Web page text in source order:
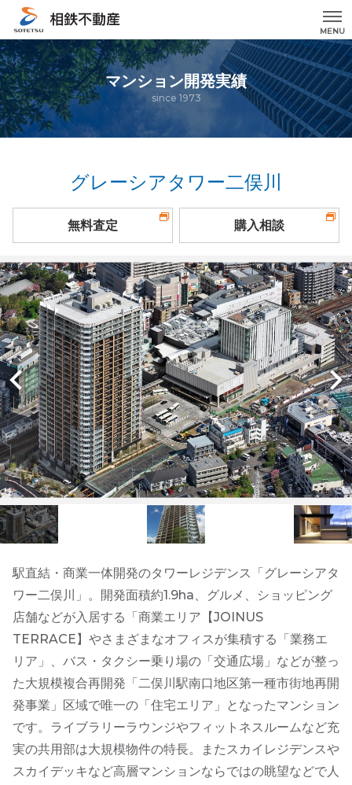
MENU
マンション開発実績
since 1973
グレーシアタワー二俣川
無料査定 購入相談
駅直結・商業一体開発のタワーレジデンス「グレーシアタ
ワー二俣川」。開発面積約1.9ha、グルメ、ショッピング
店舗などが入居する「商業エリア【JOINUS
TERRACE】やさまざまなオフィスが集積する「業務エ
リア」、バス・タクシー乗り場の「交通広場」などが整っ
た大規模複合再開発「二俣川駅南口地区第一種市街地再開
発事業」区域で唯一の「住宅エリア」となったマンション
です。ライブラリーラウンジやフィットネスルームなど充
実の共用部は大規模物件の特長。またスカイレジデンスや
スカイデッキなど高層マンションならではの眺望などで人